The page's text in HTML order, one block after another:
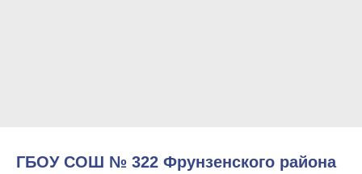
ГБОУ СОШ № 322 Фрунзенского района